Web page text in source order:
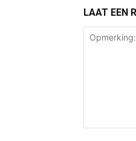
LAAT EEN